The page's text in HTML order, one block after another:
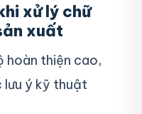
xử lý chữ
xuất
hoàn thiện cao,
lưu ý kỹ thuật